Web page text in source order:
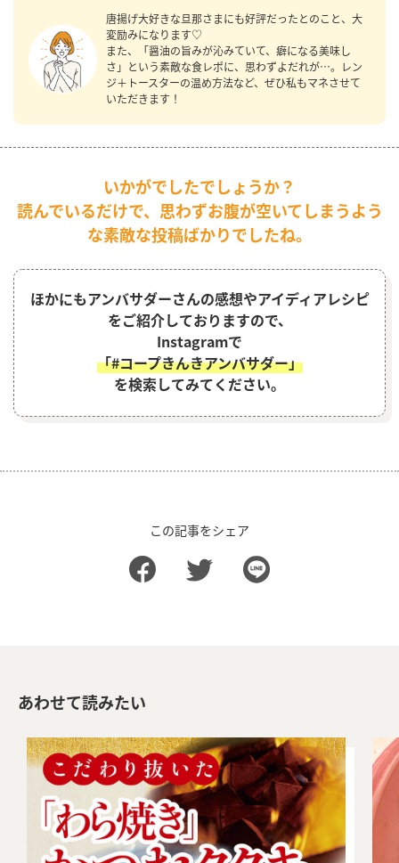
唐揚げ大好きな旦那さまにも好評だったとのこと、大
変励みになります♡
また、「醤油の旨みが沁みていて、癖になる美味し
さ」という素敵な食レポに、思わずよだれが…。レン
ジ＋トースターの温め方法など、ぜひ私もマネさせて
いただきます！
いかがでしたでしょうか？
読んでいるだけで、思わずお腹が空いてしまうよう
な素敵な投稿ばかりでしたね。
ほかにもアンバサダーさんの感想やアイディアレシピ
をご紹介しておりますので、
Instagramで
「#コープきんきアンバサダー」
を検索してみてください。
この記事をシェア
あわせて読みたい